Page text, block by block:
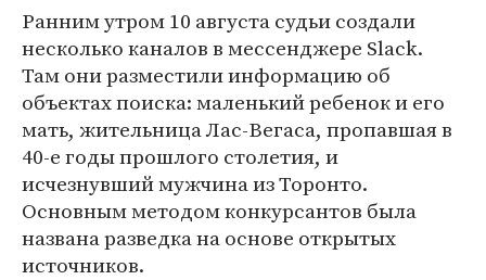
Ранним утром 10 августа судьи создали
несколько каналов в мессенджере Slack.
Там они разместили информацию об
объектах поиска: маленький ребенок и его
мать, жительница Лас-Вегаса, пропавшая в
40-е годы прошлого столетия, и
исчезнувший мужчина из Торонто.
Основным методом конкурсантов была
названа разведка на основе открытых
источников.